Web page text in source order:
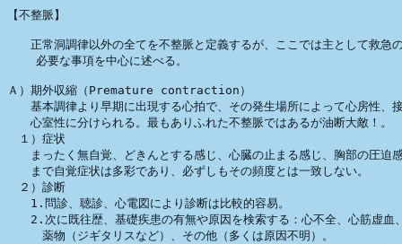
【不整脈】
正常洞調律以外の全てを不整脈と定義するが、ここでは主として救急
    必要な事項を中心に述べる。
Ａ）期外収縮（Premature contraction）
基本調律より早期に出現する心拍で、その発生場所によって心房性、
心室性に分けられる。最もありふれた不整脈ではあるが油断大敵！。
１）症状
まったく無自覚、どきんとする感じ、心臓の止まる感じ、胸部の圧迫
まで自覚症状は多彩であり、必ずしもその頻度とは一致しない。
２）診断
1.問診、聴診、心電図により診断は比較的容易。
2.次に既往歴、基礎疾患の有無や原因を検索する：心不全、心筋虚血
薬物（ジギタリスなど）、その他（多くは原因不明）。